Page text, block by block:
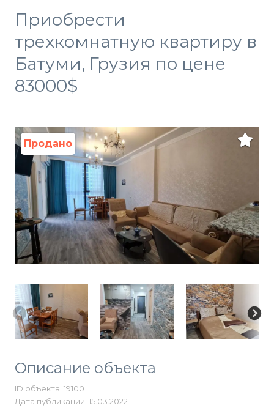
Приобрести
трехкомнатную квартиру в
Батуми, Грузия по цене
83000$
Продано
Описание объекта
ID объекта: 19100
Дата публикации: 15.03.2022